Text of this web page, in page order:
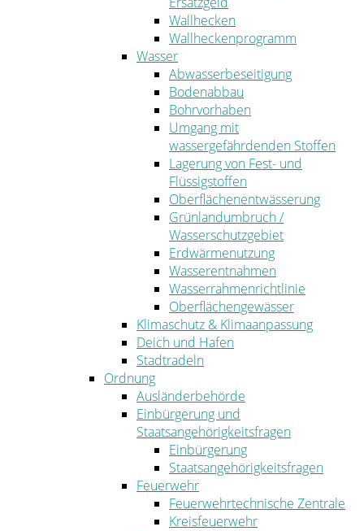
Wallhecken
Wallheckenprogramm
Wasser
Abwasserbeseitigung
Bodenabbau
Bohrvorhaben
Umgang mit
wassergefährdenden Stoffen
Lagerung von Fest- und
Flüssigstoffen
Oberflächenentwässerung
Grünlandumbruch /
Wasserschutzgebiet
Erdwärmenutzung
Wasserentnahmen
Wasserrahmenrichtlinie
Oberflächengewässer
Klimaschutz & Klimaanpassung
Deich und Hafen
Stadtradeln
Ordnung
Ausländerbehörde
Einbürgerung und
Staatsangehörigkeitsfragen
Einbürgerung
Staatsangehörigkeitsfragen
Feuerwehr
Feuerwehrtechnische Zentrale
Kreisfeuerwehr